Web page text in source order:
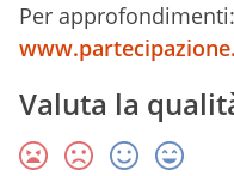
Per approfondimenti:
Valuta la